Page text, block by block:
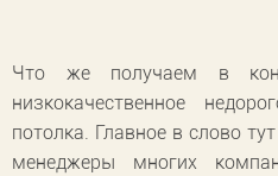
Что же получаем в
низкокачественное
потолка. Главное в слово
менеджеры многих